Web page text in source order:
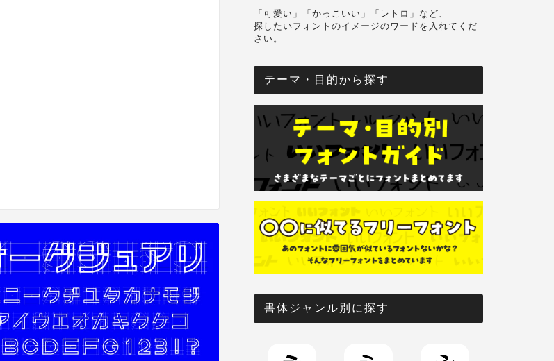
「可愛い」「かっこいい」「レトロ」など、
探したいフォントのイメージのワードを入れてくだ
さい。
テーマ・目的から探す
書体ジャンル別に探す